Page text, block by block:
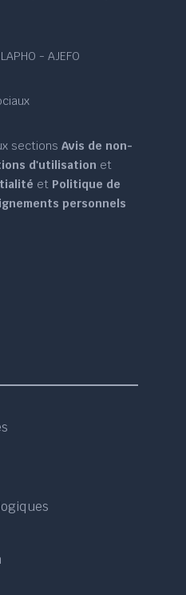
- AJEFO
sectionsAvis de non-
d'utilisation et
et Politique de
personnels